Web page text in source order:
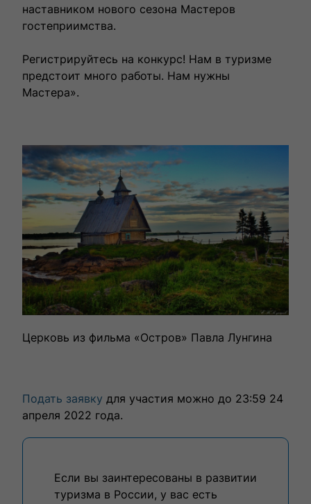
наставником нового сезона Мастеров
гостеприимства.
Регистрируйтесь на конкурс! Нам в туризме
предстоит много работы. Нам нужны
Мастера».
Церковь из фильма «Остров» Павла Лунгина
Подать заявку для участия можно до 23:59 24
апреля 2022 года.
Если вы заинтересованы в развитии
туризма в России, у вас есть